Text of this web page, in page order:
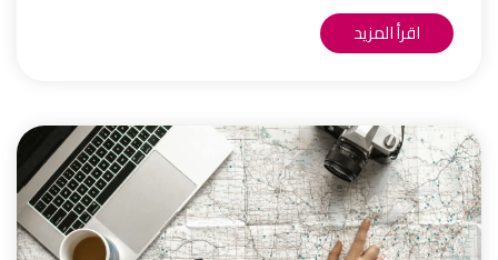
اقرأ المزيد